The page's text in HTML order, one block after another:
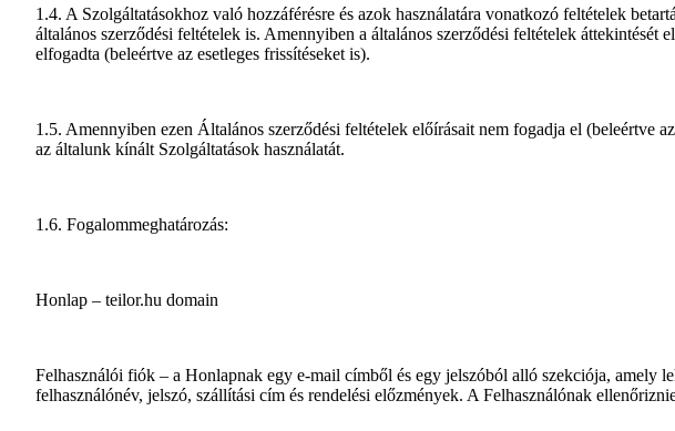
1.4. A Szolgáltatásokhoz való hozzáférésre és azok használatára vonatkozó feltételek
általános szerződési feltételek is. Amennyiben a általános szerződési feltételek
elfogadta (beleértve az esetleges frissítéseket is).
1.5. Amennyiben ezen Általános szerződési feltételek előírásait nem fogadja el (beleértve
az általunk kínált Szolgáltatások használatát.
1.6. Fogalommeghatározás:
Honlap – teilor.hu domain
Felhasználói fiók – a Honlapnak egy e-mail címből és egy jelszóból alló szekciója, amely
felhasználónév, jelszó, szállítási cím és rendelési előzmények. A Felhasználónak